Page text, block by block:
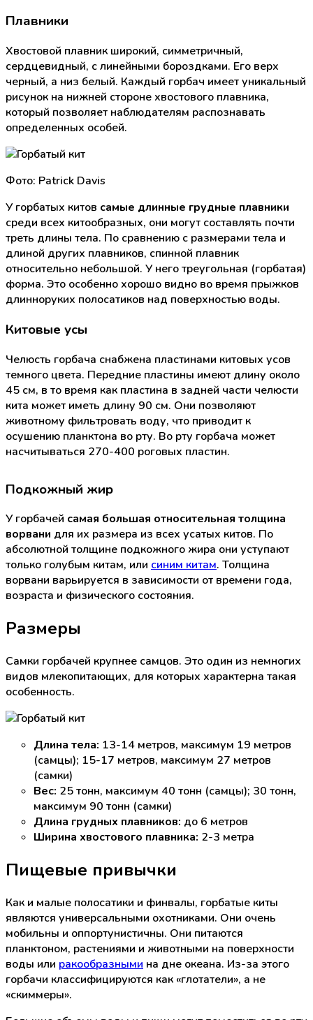
Плавники
Хвостовой плавник широкий, симметричный,
сердцевидный, с линейными бороздками. Его верх
черный, а низ белый. Каждый горбач имеет уникальный
рисунок на нижней стороне хвостового плавника,
который позволяет наблюдателям распознавать
определенных особей.
Фото: Patrick Davis
У горбатых китов самые длинные грудные плавники
среди всех китообразных, они могут составлять почти
треть длины тела. По сравнению с размерами тела и
длиной других плавников, спинной плавник
относительно небольшой. У него треугольная (горбатая)
форма. Это особенно хорошо видно во время прыжков
длинноруких полосатиков над поверхностью воды.
Китовые усы
Челюсть горбача снабжена пластинами китовых усов
темного цвета. Передние пластины имеют длину около
45 см, в то время как пластина в задней части челюсти
кита может иметь длину 90 см. Они позволяют
животному фильтровать воду, что приводит к
осушению планктона во рту. Во рту горбача может
насчитываться 270-400 роговых пластин.
Подкожный жир
У горбачей самая большая относительная толщина
ворвани для их размера из всех усатых китов. По
абсолютной толщине подкожного жира они уступают
только голубым китам, или синим китам. Толщина
ворвани варьируется в зависимости от времени года,
возраста и физического состояния.
Размеры
Самки горбачей крупнее самцов. Это один из немногих
видов млекопитающих, для которых характерна такая
особенность.
Длина тела: 13-14 метров, максимум 19 метров
(самцы); 15-17 метров, максимум 27 метров
(самки)
Вес: 25 тонн, максимум 40 тонн (самцы); 30 тонн,
максимум 90 тонн (самки)
Длина грудных плавников: до 6 метров
Ширина хвостового плавника: 2-3 метра
Пищевые привычки
Как и малые полосатики и финвалы, горбатые киты
являются универсальными охотниками. Они очень
мобильны и оппортунистичны. Они питаются
планктоном, растениями и животными на поверхности
воды или ракообразными на дне океана. Из-за этого
горбачи классифицируются как «глотатели», а не
«скиммеры».